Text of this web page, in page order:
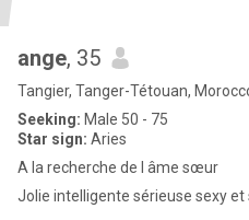
ange, 35
Tangier, Tanger-Tétouan,
Seeking: Male 50 - 75
Star sign: Aries
A la recherche de l âme sœur
Jolie